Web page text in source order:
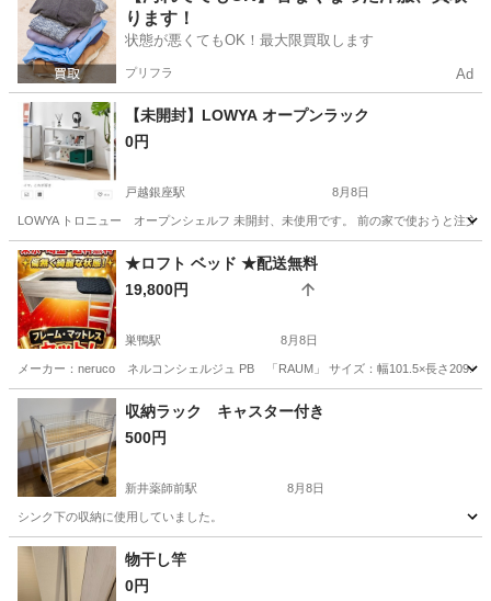
ります！
状態が悪くてもOK！最大限買取します
プリフラ Ad
【未開封】LOWYA オープンラック
0円
戸越銀座駅 8月8日
LOWYA トロニュー オープンシェルフ 未開封、未使用です。 前の家で使おうと注
東京 品川区 戸越銀座駅 収納家具
★ロフト ベッド ★配送無料
19,800円
巣鴨駅 8月8日
メーカー：neruco ネルコンシェルジュ PB 「RAUM」 サイズ：幅101.5×長さ
東京 文京区 巣鴨駅 ベッド 無料
収納ラック キャスター付き
500円
新井薬師前駅 8月8日
シンク下の収納に使用していました。
東京 中野区 新井薬師前駅
物干し竿
0円